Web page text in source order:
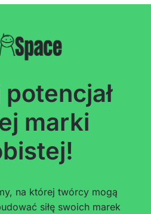
marki
na której twórcy mogą
siłę swoich marek